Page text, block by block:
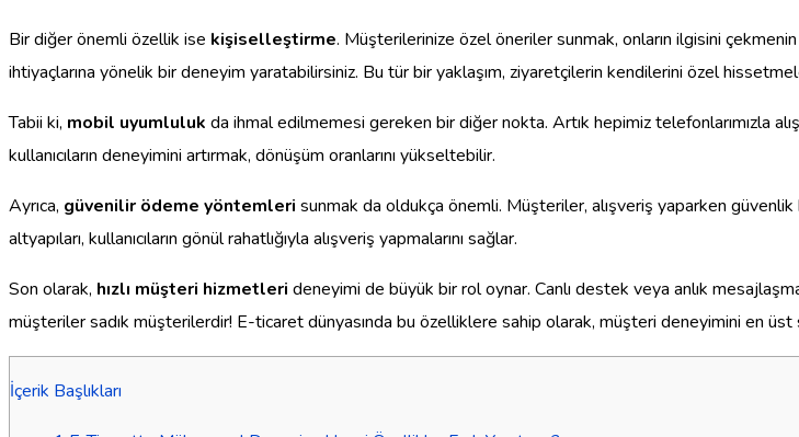
Bir diğer önemli özellik ise kişiselleştirme. Müşterilerinize özel öneriler sunmak, onların ilgisini
ihtiyaçlarına yönelik bir deneyim yaratabilirsiniz. Bu tür bir yaklaşım, ziyaretçilerin kendilerini özel
Tabii ki, mobil uyumluluk da ihmal edilmemesi gereken bir diğer nokta. Artık hepimiz telefonlarımızla
kullanıcıların deneyimini artırmak, dönüşüm oranlarını yükseltebilir.
Ayrıca, güvenilir ödeme yöntemleri sunmak da oldukça önemli. Müşteriler, alışveriş yaparken
altyapıları, kullanıcıların gönül rahatlığıyla alışveriş yapmalarını sağlar.
Son olarak, hızlı müşteri hizmetleri deneyimi de büyük bir rol oynar. Canlı destek veya anlık mesajlaşma
müşteriler sadık müşterilerdir! E-ticaret dünyasında bu özelliklere sahip olarak, müşteri deneyimini en üst
İçerik Başlıkları